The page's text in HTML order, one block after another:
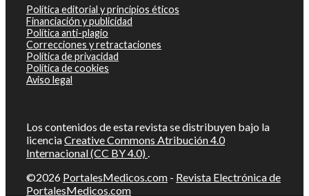
Política editorial y principios éticos
Financiación y publicidad
Política anti-plagio
Correcciones y retractaciones
Política de privacidad
Política de cookies
Aviso legal
Los contenidos de esta revista se distribuyen bajo la
licenciaCreative Commons Atribución 4.0
Internacional (CC BY 4.0)
©2026 PortalesMedicos.com - Revista Electrónica de
PortalesMedicos.com